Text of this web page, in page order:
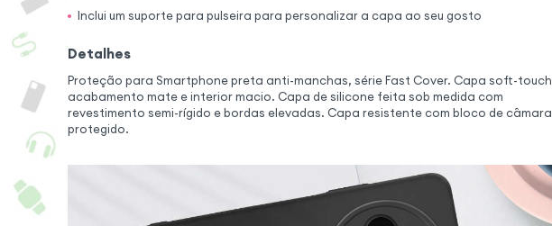
Inclui um suporte para pulseira para personalizar a capa ao seu gosto
Detalhes
Proteção para Smartphone preta anti-manchas, série Fast Cover. Capa soft-touch
acabamento mate e interior macio. Capa de silicone feita sob medida com
revestimento semi-rígido e bordas elevadas. Capa resistente com bloco de câmara
protegido.